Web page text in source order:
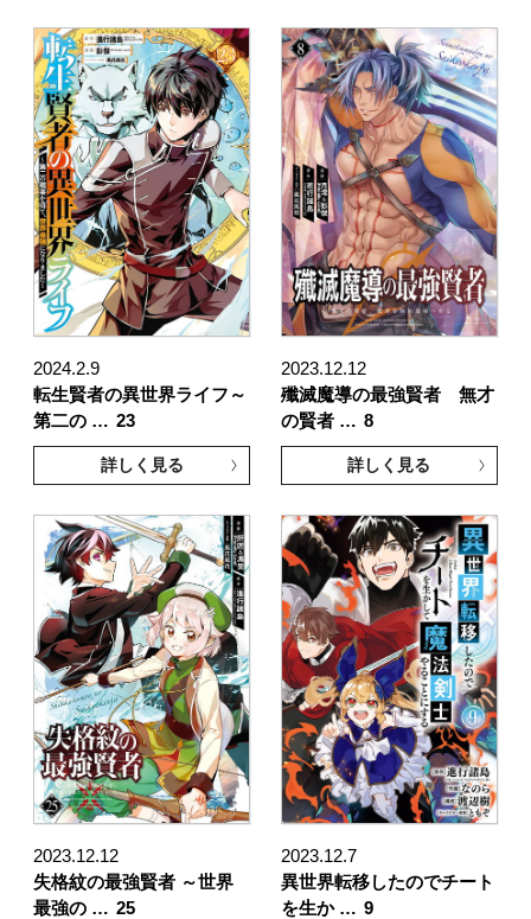
2024.2.9
転生賢者の異世界ライフ～
第二の … 23
詳しく見る
2023.12.12
殲滅魔導の最強賢者 無才
の賢者 … 8
詳しく見る
2023.12.12
失格紋の最強賢者 ～世界
最強の … 25
2023.12.7
異世界転移したのでチート
を生か … 9